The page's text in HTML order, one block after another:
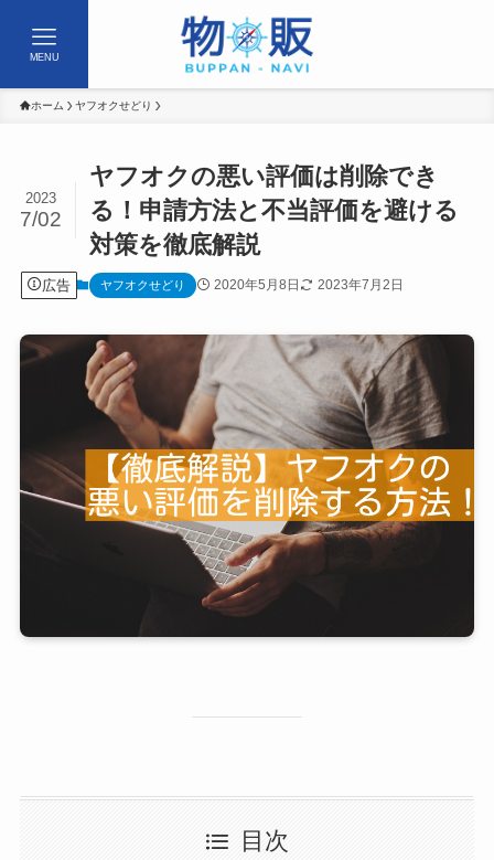
MENU
ホーム ヤフオクせどり
ヤフオクの悪い評価は削除でき
る！申請方法と不当評価を避ける
対策を徹底解説
2023
7/02
広告 ヤフオクせどり 2020年5月8日 2023年7月2日
目次